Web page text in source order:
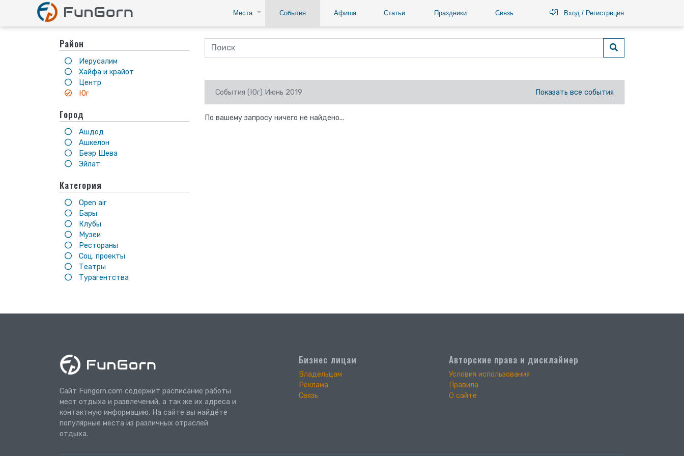
Места События Афиша Статьи Праздники Связь Вход / Регистрвция
Район
Иерусалим
Хайфа и крайот
Центр
Юг
Город
Ашдод
Ашкелон
Беэр Шева
Эйлат
Категория
Open air
Бары
Клубы
Музеи
Рестораны
Соц. проекты
Театры
Турагентства
События (Юг) Июнь 2019 Показать все события
По вашему запросу ничего не найдено...
Сайт Fungorn.com содержит расписание работы
мест отдыха и развлечений, а так же их адреса и
контактную информацию. На сайте вы найдёте
популярные места из различных отраслей
отдыха.
Бизнес лицам
Владельцам
Реклама
Связь
Авторские права и дисклаймер
Условия использования
Правила
О сайте